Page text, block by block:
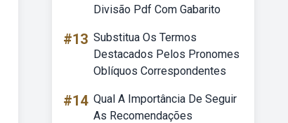
Divisão Pdf Com Gabarito
#13 Substitua Os Termos
Destacados Pelos Pronomes
Oblíquos Correspondentes
#14 Qual A Importância De Seguir
As Recomendações